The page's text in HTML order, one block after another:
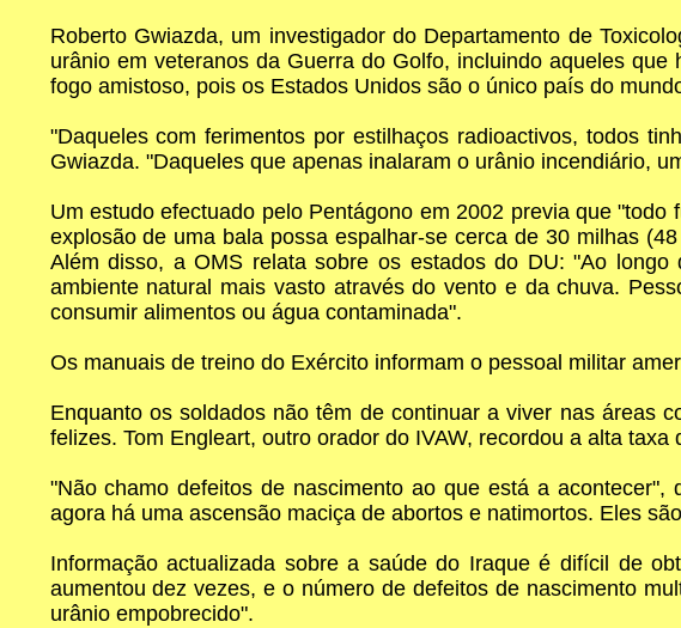
Roberto Gwiazda, um investigador do Departamento de
urânio em veteranos da Guerra do Golfo, incluindo aqueles
fogo amistoso, pois os Estados Unidos são o único país do
"Daqueles com ferimentos por estilhaços radioactivos, todos
Gwiazda. "Daqueles que apenas inalaram o urânio incendiário,
Um estudo efectuado pelo Pentágono em 2002 previa que
explosão de uma bala possa espalhar-se cerca de 30 milhas
Além disso, a OMS relata sobre os estados do DU: "Ao
ambiente natural mais vasto através do vento e da chuva.
consumir alimentos ou água contaminada".
Os manuais de treino do Exército informam o pessoal militar
Enquanto os soldados não têm de continuar a viver nas áreas
felizes. Tom Engleart, outro orador do IVAW, recordou a alta
"Não chamo defeitos de nascimento ao que está a
agora há uma ascensão maciça de abortos e natimortos. Eles
Informação actualizada sobre a saúde do Iraque é difícil de
aumentou dez vezes, e o número de defeitos de nascimento
urânio empobrecido".